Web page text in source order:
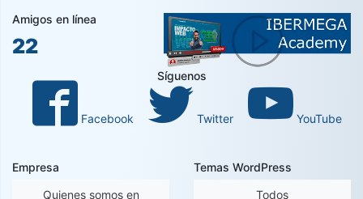
Amigos en línea
22
Síguenos
Facebook Twitter YouTube
Empresa
Quienes somos en
Temas WordPress
Todos